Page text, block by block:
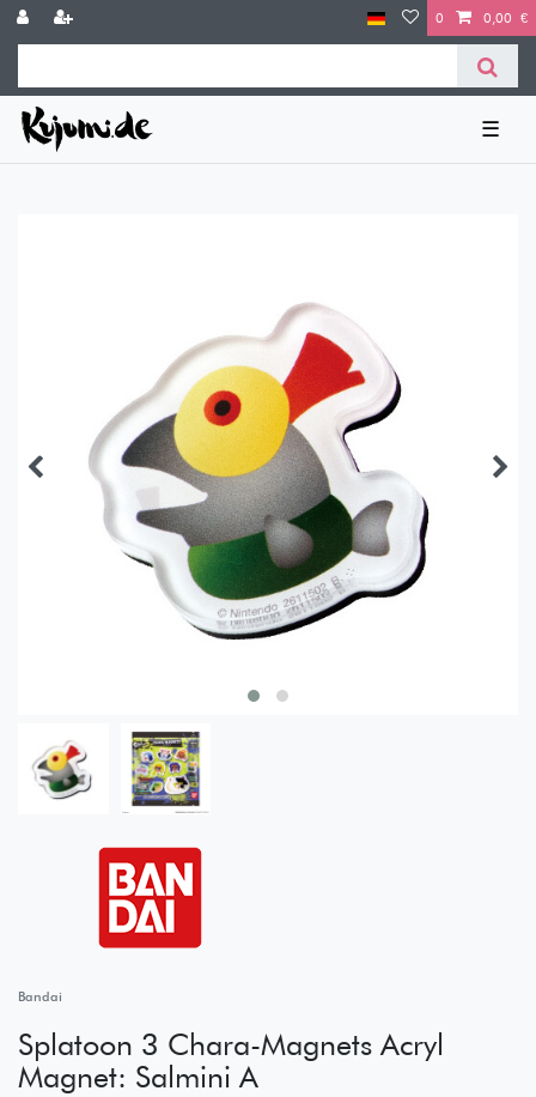
0 0,00 €
☰
Bandai
Splatoon 3 Chara-Magnets Acryl
Magnet: Salmini A